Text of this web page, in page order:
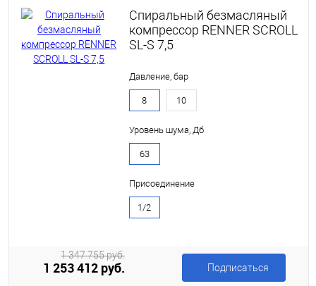
Спиральный безмасляный
компрессор RENNER SCROLL
SL-S 7,5
Давление, бар
8 10
Уровень шума, Дб
63
Присоединение
1/2
1 253 412 руб.
1 347 755 руб.
Подписаться